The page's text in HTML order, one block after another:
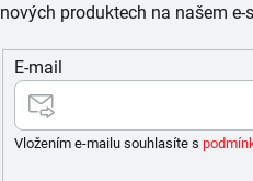
nových produktech na našem e-
E-mail
Vložením e-mailu souhlasíte s